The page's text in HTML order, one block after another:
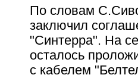
По словам
заключил
"Синтерра". На
осталось
с кабелем